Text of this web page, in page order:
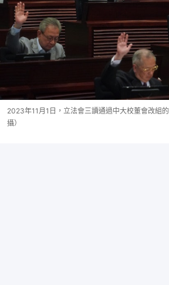
2023年11月1日，立法會三讀通過中大校董會改組
攝）